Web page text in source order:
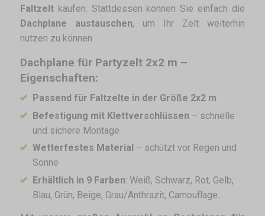
Faltzelt kaufen. Stattdessen können Sie einfach die
Dachplane austauschen, um Ihr Zelt weiterhin
nutzen zu können.
Dachplane für Partyzelt 2x2 m –
Eigenschaften:
Passend für Faltzelte in der Größe 2x2 m
Befestigung mit Klettverschlüssen – schnelle
und sichere Montage
Wetterfestes Material – schützt vor Regen und
Sonne
Erhältlich in 9 Farben: Weiß, Schwarz, Rot, Gelb,
Blau, Grün, Beige, Grau/Anthrazit, Camouflage.